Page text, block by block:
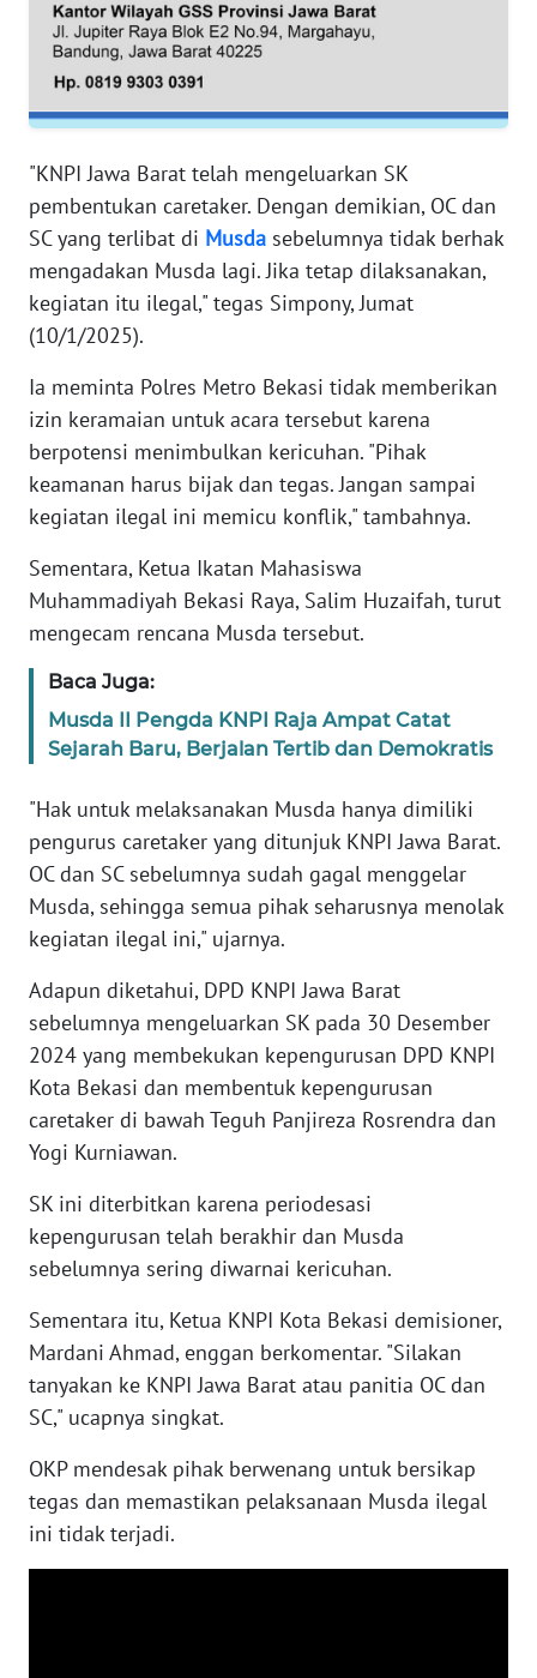
"KNPI Jawa Barat telah mengeluarkan SK
pembentukan caretaker. Dengan demikian, OC dan
SC yang terlibat di Musda sebelumnya tidak berhak
mengadakan Musda lagi. Jika tetap dilaksanakan,
kegiatan itu ilegal," tegas Simpony, Jumat
(10/1/2025).
Ia meminta Polres Metro Bekasi tidak memberikan
izin keramaian untuk acara tersebut karena
berpotensi menimbulkan kericuhan. "Pihak
keamanan harus bijak dan tegas. Jangan sampai
kegiatan ilegal ini memicu konflik," tambahnya.
Sementara, Ketua Ikatan Mahasiswa
Muhammadiyah Bekasi Raya, Salim Huzaifah, turut
mengecam rencana Musda tersebut.
Baca Juga:
Musda II Pengda KNPI Raja Ampat Catat
Sejarah Baru, Berjalan Tertib dan Demokratis
"Hak untuk melaksanakan Musda hanya dimiliki
pengurus caretaker yang ditunjuk KNPI Jawa Barat.
OC dan SC sebelumnya sudah gagal menggelar
Musda, sehingga semua pihak seharusnya menolak
kegiatan ilegal ini," ujarnya.
Adapun diketahui, DPD KNPI Jawa Barat
sebelumnya mengeluarkan SK pada 30 Desember
2024 yang membekukan kepengurusan DPD KNPI
Kota Bekasi dan membentuk kepengurusan
caretaker di bawah Teguh Panjireza Rosrendra dan
Yogi Kurniawan.
SK ini diterbitkan karena periodesasi
kepengurusan telah berakhir dan Musda
sebelumnya sering diwarnai kericuhan.
Sementara itu, Ketua KNPI Kota Bekasi demisioner,
Mardani Ahmad, enggan berkomentar. "Silakan
tanyakan ke KNPI Jawa Barat atau panitia OC dan
SC," ucapnya singkat.
OKP mendesak pihak berwenang untuk bersikap
tegas dan memastikan pelaksanaan Musda ilegal
ini tidak terjadi.
WN
RIAU
SERAMBI
JAMBI
WN
SULTRA
NTB
WN
SULTENG
WN
SULBAR
WN
BABEL
WN
WN
SUMSEL
WN
WN
LAMPUNG
WN
WN
JOGJA
WN
JATIM
WN
BALI